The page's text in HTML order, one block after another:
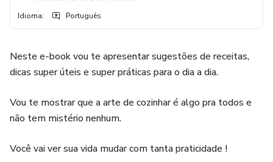
Idioma: Português
Neste e-book vou te apresentar sugestões de receitas,
dicas super úteis e super práticas para o dia a dia.
Vou te mostrar que a arte de cozinhar é algo pra todos e
não tem mistério nenhum.
Você vai ver sua vida mudar com tanta praticidade !